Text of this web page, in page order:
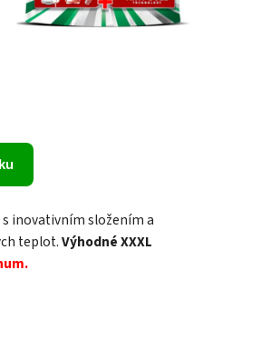
inovativním složením a
teplot.Výhodné XXXL